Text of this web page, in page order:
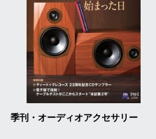
季刊・オーディオアクセサリー